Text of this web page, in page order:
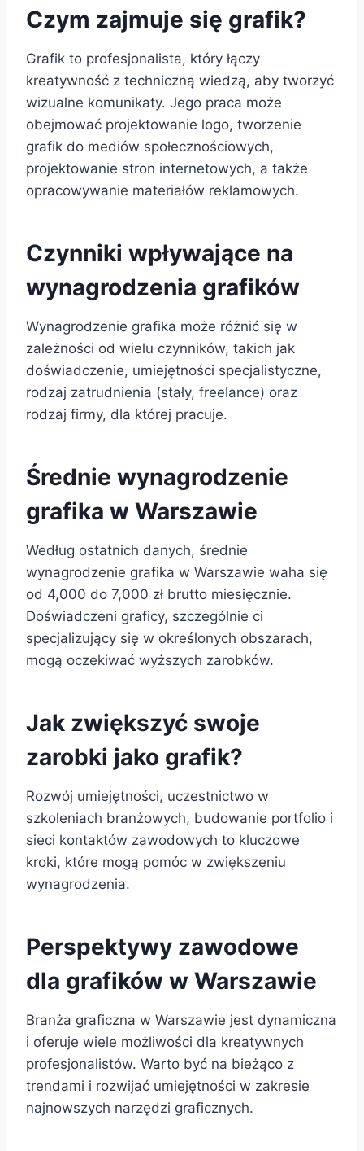
Czym zajmuje się grafik?
Grafik to profesjonalista, który łączy
kreatywność z techniczną wiedzą, aby tworzyć
wizualne komunikaty. Jego praca może
obejmować projektowanie logo, tworzenie
grafik do mediów społecznościowych,
projektowanie stron internetowych, a także
opracowywanie materiałów reklamowych.
Czynniki wpływające na
wynagrodzenia grafików
Wynagrodzenie grafika może różnić się w
zależności od wielu czynników, takich jak
doświadczenie, umiejętności specjalistyczne,
rodzaj zatrudnienia (stały, freelance) oraz
rodzaj firmy, dla której pracuje.
Średnie wynagrodzenie
grafika w Warszawie
Według ostatnich danych, średnie
wynagrodzenie grafika w Warszawie waha się
od 4,000 do 7,000 zł brutto miesięcznie.
Doświadczeni graficy, szczególnie ci
specjalizujący się w określonych obszarach,
mogą oczekiwać wyższych zarobków.
Jak zwiększyć swoje
zarobki jako grafik?
Rozwój umiejętności, uczestnictwo w
szkoleniach branżowych, budowanie portfolio i
sieci kontaktów zawodowych to kluczowe
kroki, które mogą pomóc w zwiększeniu
wynagrodzenia.
Perspektywy zawodowe
dla grafików w Warszawie
Branża graficzna w Warszawie jest dynamiczna
i oferuje wiele możliwości dla kreatywnych
profesjonalistów. Warto być na bieżąco z
trendami i rozwijać umiejętności w zakresie
najnowszych narzędzi graficznych.